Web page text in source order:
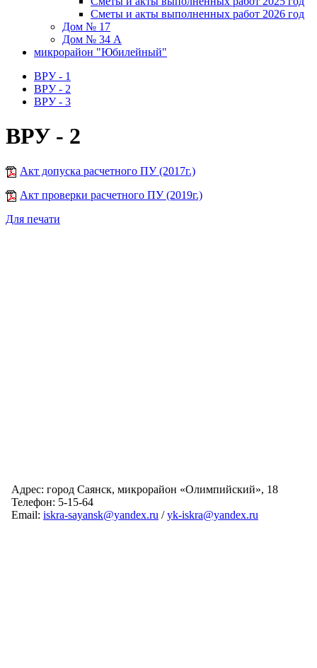
Сметы и акты выполненных работ 2026 год
Дом № 17
Дом № 34 А
микрорайон "Юбилейный"
ВРУ - 1
ВРУ - 2
ВРУ - 3
ВРУ - 2
Акт допуска расчетного ПУ (2017г.)
Акт проверки расчетного ПУ (2019г.)
Для печати
Адрес: город Саянск, микрорайон «Олимпийский», 18
Телефон: 5-15-64
Email: iskra-sayansk@yandex.ru /yk-iskra@yandex.ru